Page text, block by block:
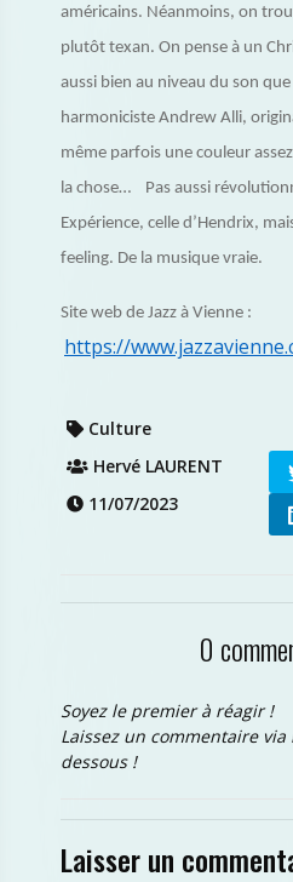
américains. Néanmoins, on
plutôt texan. On pense à un
aussi bien au niveau du son
harmoniciste Andrew Alli,
même parfois une couleur
la chose… Pas aussi
Expérience, celle d’Hendrix,
feeling. De la musique vraie.
Site web de Jazz à Vienne :
https://
Culture
Hervé LAURENT
11/07/2023
0
Soyez le premier à réagir !
Laissez un commentaire
dessous !
Laisser un